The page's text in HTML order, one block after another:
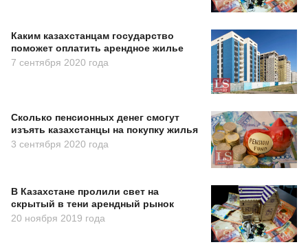
Каким казахстанцам государство
поможет оплатить арендное жилье
7 сентября 2020 года
Сколько пенсионных денег смогут
изъять казахстанцы на покупку жилья
3 сентября 2020 года
В Казахстане пролили свет на
скрытый в тени арендный рынок
20 ноября 2019 года